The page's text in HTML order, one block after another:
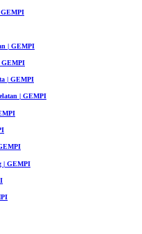
GEMPI
| GEMPI
GEMPI
| GEMPI
| GEMPI
| GEMPI